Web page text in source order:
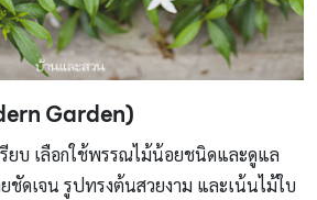
Garden)
ยบ เลือกใช้พรรณไม้น้อยชนิดและดูแล
ชัดเจน รูปทรงต้นสวยงาม และเน้นไม้ใบ